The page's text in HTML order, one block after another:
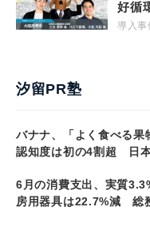
好循
導入事
汐留PR塾
バナナ、「よく食べる
認知度は初の4割超 日
6月の消費支出、実質
房用器具は22.7%減 総